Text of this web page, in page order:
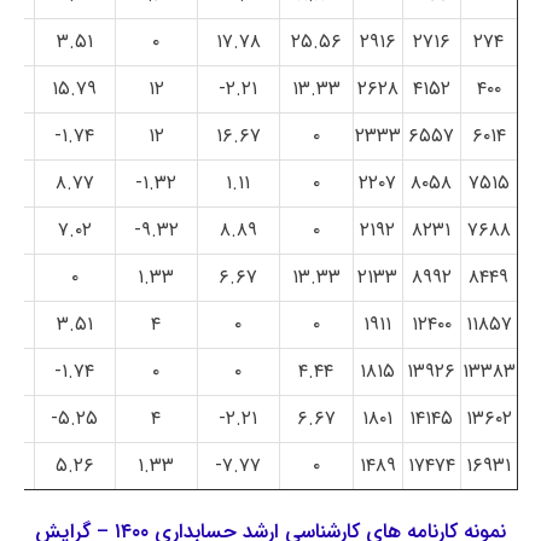
۲۷۴
۲۷۱۶ ۲۹۱۶ ۲۵.۵۶ ۱۷.۷۸ ۰ ۳.۵۱
۴۰۰
۴۱۵۲ ۲۶۲۸ ۱۳.۳۳ ۲.۲۱- ۱۲ ۱۵.۷۹
۶۰۱۴
۶۵۵۷ ۲۳۳۳ ۰ ۱۶.۶۷ ۱۲ ۱.۷۴-
۷۵۱۵ ۸۰۵۸ ۲۲۰۷ ۰ ۱.۱۱ ۱.۳۲- ۸.۷۷
۷۶۸۸ ۸۲۳۱ ۲۱۹۲ ۰ ۸.۸۹ ۹.۳۲- ۷.۰۲
۸۴۴۹ ۸۹۹۲ ۲۱۳۳ ۱۳.۳۳ ۶.۶۷ ۱.۳۳ ۰
۱۱۸۵۷ ۱۲۴۰۰ ۱۹۱۱ ۰ ۰ ۴ ۳.۵۱
۱۳۳۸۳ ۱۳۹۲۶ ۱۸۱۵ ۴.۴۴ ۰ ۰ ۱.۷۴-
۱۳۶۰۲ ۱۴۱۴۵ ۱۸۰۱ ۶.۶۷ ۲.۲۱- ۴ ۵.۲۵-
۱۶۹۳۱ ۱۷۴۷۴ ۱۴۸۹ ۰ ۷.۷۷- ۱.۳۳ ۵.۲۶
نمونه کارنامه های کارشناسی ارشد حسابداری ۱۴۰۰ – گرایش